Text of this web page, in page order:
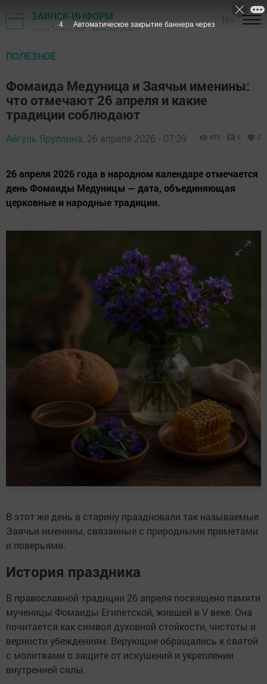
ЗАИНСК-ИНФОРМ
Газета "Новый Зай" - Заинский район
ПОЛЕЗНОЕ
Фомаида Медуница и Заячьи именины:
что отмечают 26 апреля и какие
традиции соблюдают
Айгуль Яруллина, 26 апреля 2026 - 07:39 695 0 0
26 апреля 2026 года в народном календаре отмечается
день Фомаиды Медуницы — дата, объединяющая
церковные и народные традиции.
В этот же день в старину праздновали так называемые
Заячьи именины, связанные с природными приметами
и поверьями.
История праздника
В православной традиции 26 апреля посвящено памяти
мученицы Фомаиды Египетской, жившей в V веке. Она
почитается как символ духовной стойкости, чистоты и
верности убеждениям. Верующие обращались к святой
с молитвами о защите от искушений и укреплении
внутренней силы.
3 Автоматическое закрытие баннера через